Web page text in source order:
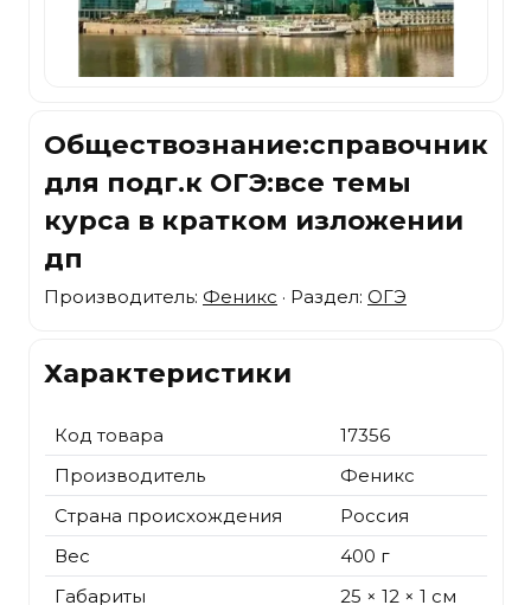
Обществознание:справочник
для подг.к ОГЭ:все темы
курса в кратком изложении
дп
Производитель: Феникс · Раздел: ОГЭ
Характеристики
Код товара
17356
Производитель
Феникс
Страна происхождения
Россия
Вес
400 г
Габариты
25 × 12 × 1 см